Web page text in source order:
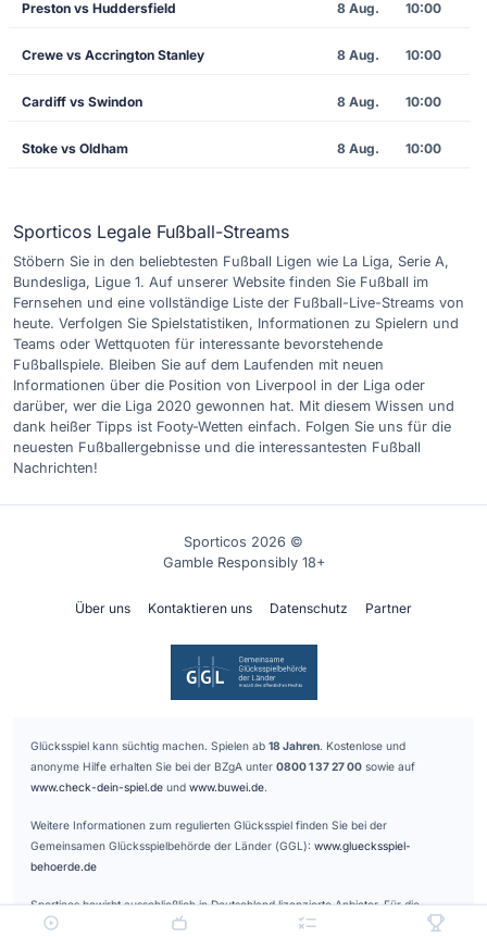
Preston vs Huddersfield 8 Aug. 10:00
Crewe vs Accrington Stanley 8 Aug. 10:00
Cardiff vs Swindon 8 Aug. 10:00
Stoke vs Oldham 8 Aug. 10:00
Sporticos Legale Fußball-Streams
Stöbern Sie in den beliebtesten Fußball Ligen wie La Liga, Serie A,
Bundesliga, Ligue 1. Auf unserer Website finden Sie Fußball im
Fernsehen und eine vollständige Liste der Fußball-Live-Streams von
heute. Verfolgen Sie Spielstatistiken, Informationen zu Spielern und
Teams oder Wettquoten für interessante bevorstehende
Fußballspiele. Bleiben Sie auf dem Laufenden mit neuen
Informationen über die Position von Liverpool in der Liga oder
darüber, wer die Liga 2020 gewonnen hat. Mit diesem Wissen und
dank heißer Tipps ist Footy-Wetten einfach. Folgen Sie uns für die
neuesten Fußballergebnisse und die interessantesten Fußball
Nachrichten!
Sporticos 2026 ©
Gamble Responsibly 18+
Über uns Kontaktieren uns Datenschutz Partner
Glücksspiel kann süchtig machen. Spielen ab 18 Jahren. Kostenlose und
anonyme Hilfe erhalten Sie bei der BZgA unter 0800 1 37 27 00 sowie auf
www.check-dein-spiel.de und www.buwei.de.
Weitere Informationen zum regulierten Glücksspiel finden Sie bei der
Gemeinsamen Glücksspielbehörde der Länder (GGL): www.gluecksspiel-
behoerde.de
Sporticos bewirbt ausschließlich in Deutschland lizenzierte Anbieter. Für die
Vermittlung der gelisteten Glücksspielanbieter erhalten wir eine Provision.